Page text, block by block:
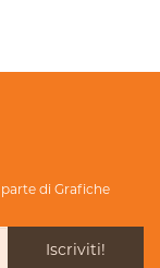
di Grafiche
Iscriviti!